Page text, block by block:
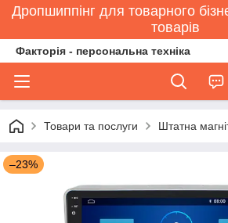
Дропшиппінг для товарного
товарів
Факторія - персональна техніка
Товари та послуги Штатна
–23%